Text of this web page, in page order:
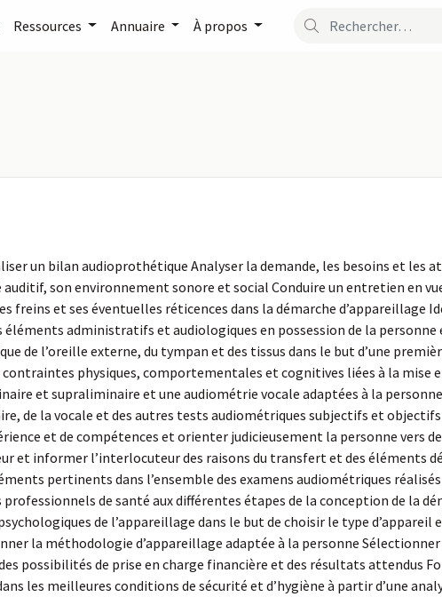
Ressources Annuaire À propos
un bilan audioprothétique Analyser la demande, les besoins et les
son environnement sonore et social Conduire un entretien en
freins et ses éventuelles réticences dans la démarche d’appareillage
éléments administratifs et audiologiques en possession de la personne
de l’oreille externe, du tympan et des tissus dans le but d’une
physiques, comportementales et cognitives liées à la mise
et supraliminaire et une audiométrie vocale adaptées à la
de la vocale et des autres tests audiométriques subjectifs et
et de compétences et orienter judicieusement la personne vers
et informer l’interlocuteur des raisons du transfert et des éléments
pertinents dans l’ensemble des examens audiométriques
de santé aux différentes étapes de la conception de la
de l’appareillage dans le but de choisir le type
la méthodologie d’appareillage adaptée à la personne
possibilités de prise en charge financière et des résultats attendus
les meilleures conditions de sécurité et d’hygiène à partir d’une